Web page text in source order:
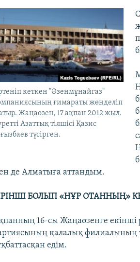
кеткен "Өзенмұнайгаз"
ғимараты жөнделіп
Жаңаөзен, 17 ақпан 2012 жыл.
Азаттық тілшісі Қазис
түсірген.
де Алматыға аттандым.
БОЛЫП «НҰР ОТАННЫҢ»
16-сы Жаңаөзенге
қалалық филиалының
едім.